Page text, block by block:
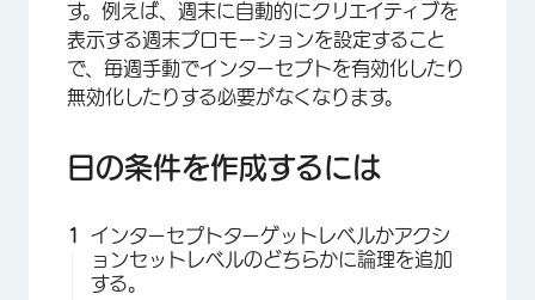
×
す。例えば、週末に自動的にクリエイティブを
表示する週末プロモーションを設定すること
で、毎週手動でインターセプトを有効化したり
無効化したりする必要がなくなります。
日の条件を作成するには
インターセプトターゲットレベルかアクシ
ョンセットレベルのどちらかに論理を追加
する。